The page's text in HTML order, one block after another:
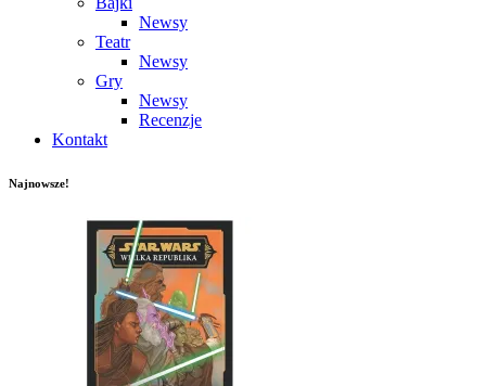
Newsy
Teatr
Newsy
Gry
Newsy
Recenzje
Kontakt
Najnowsze!